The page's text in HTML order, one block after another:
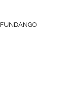
FUNDANGO